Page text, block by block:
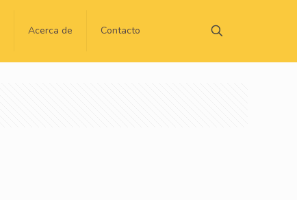
Acerca de Contacto